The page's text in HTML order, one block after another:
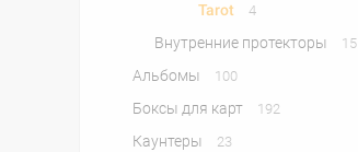
Tarot 4
Внутренние протекторы 15
Альбомы 100
Боксы для карт 192
Каунтеры 23